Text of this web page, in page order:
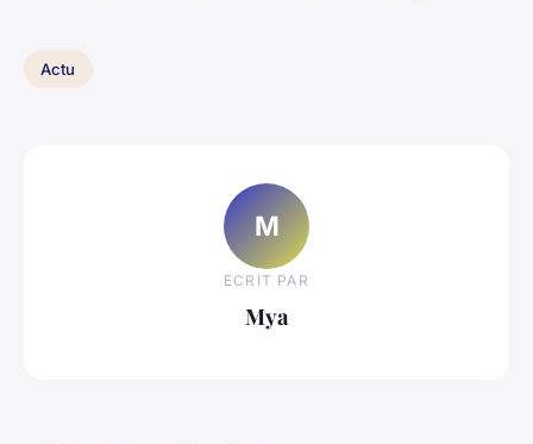
Actu
M
ECRIT PAR
Mya